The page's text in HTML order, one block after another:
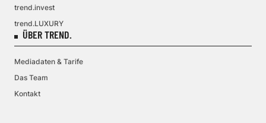
trend.invest
trend.LUXURY
ÜBER TREND.
Mediadaten & Tarife
Das Team
Kontakt